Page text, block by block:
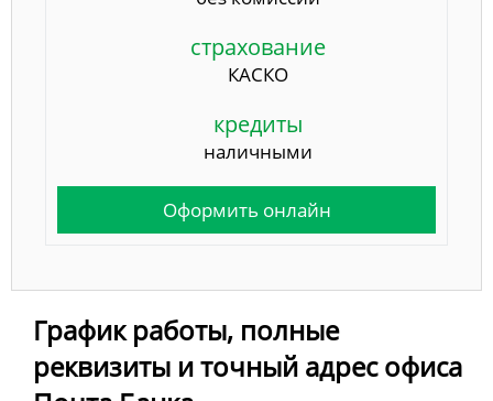
страхование
КАСКО
кредиты
наличными
Оформить онлайн
График работы, полные
реквизиты и точный адрес офиса